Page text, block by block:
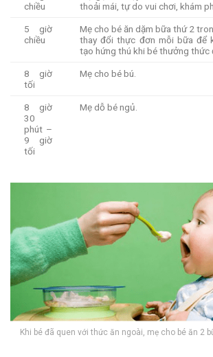
chiều
thoải mái, tự do vui chơi, khám
5 giờ
chiều
Mẹ cho bé ăn dặm bữa thứ 2
thay đổi thực đơn mỗi bữa để
tạo hứng thú khi bé thưởng thức
8 giờ
tối
Mẹ cho bé bú.
8 giờ
30
phút –
9 giờ
tối
Mẹ dỗ bé ngủ.
Khi bé đã quen với thức ăn ngoài, mẹ cho bé ăn 2